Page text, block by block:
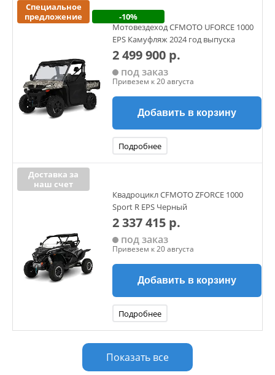
Специальное
предложение
-10%
Мотовездеход CFMOTO UFORCE 1000
EPS Камуфляж 2024 год выпуска
2 499 900 р.
под заказ
Привезем к 20 августа
Добавить в корзину
Подробнее
Доставка за
наш счет
Квадроцикл CFMOTO ZFORCE 1000
Sport R EPS Черный
2 337 415 р.
под заказ
Привезем к 20 августа
Добавить в корзину
Подробнее
Показать все